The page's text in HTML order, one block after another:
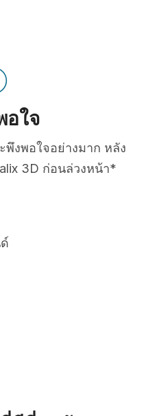
อใจ
งพอใจอย่างมาก หลัง
3D ก่อนล่วงหน้า*